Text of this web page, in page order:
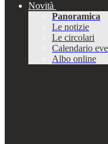
Novità
Panoramica
Le notizie
Le circolari
Calendario
Albo online